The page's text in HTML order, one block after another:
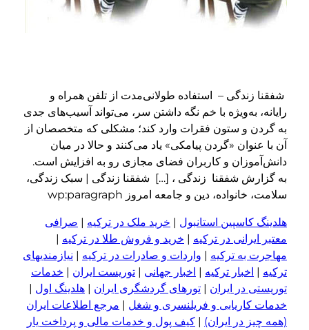
شفقنا زندگی – استفاده طولانی‌مدت از تلفن همراه و
رایانه، به‌ویژه با خم نگه داشتن سر، می‌تواند آسیب‌های جدی
به گردن و ستون فقرات وارد کند؛ مشکلی که متخصصان از
آن با عنوان «گردن پیامکی» یاد می‌کنند و حالا در میان
دانش‌آموزان و کاربران فضای مجازی رو به افزایش است.
به گزارش شفقنا زندگی ، […] شفقنا زندگی | سبک زندگی،
سلامت، خانواده، دین و جامعه امروز wp:paragraph
هلدینگ کاسپین استانبول | خرید ملک در ترکیه | صرافی
معتبر ایرانی در ترکیه | خرید و فروش طلا در ترکیه |
مهاجرت به ترکیه | واردات و صادرات در ترکیه | نیازمندیهای
ترکیه | اخبار ترکیه | اخبار جهانی | توریست ایران | خدمات
توریستی در ایران | تورهای گردشگری ایران | هلدینگ اول |
خدمات کاریابی و فریلنسری و شغل | مرجع اطلاعات ایران
(همه چیز در ایران) | کیف پول و خدمات مالی و پرداخت یار